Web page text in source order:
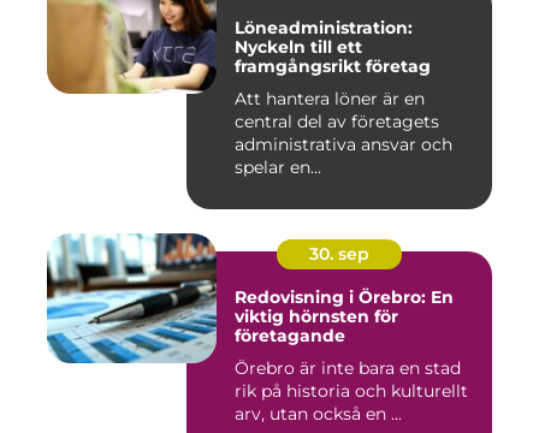
Löneadministration:
Nyckeln till ett
framgångsrikt företag
Att hantera löner är en
central del av företagets
administrativa ansvar och
spelar en...
30. sep
Redovisning i Örebro: En
viktig hörnsten för
företagande
Örebro är inte bara en stad
rik på historia och kulturellt
arv, utan också en ...